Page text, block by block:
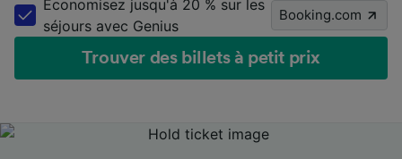
Économisez jusqu'à 20 % sur les
séjours avec Genius
Booking.com
Trouver des billets à petit prix